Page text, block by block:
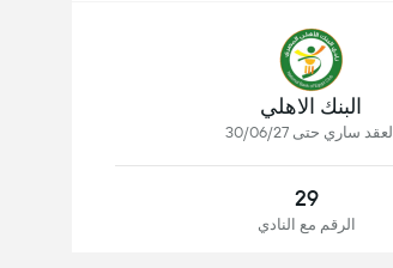
البنك الاهلي
العقد ساري حتى 30/06/27
29
الرقم مع النادي